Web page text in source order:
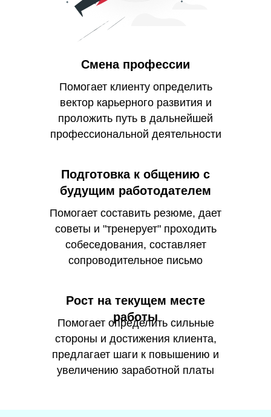
Подготовка к общению с
будущим работодателем
Помогает составить резюме, дает
советы и "тренерует" проходить
собеседования, составляет
сопроводительное письмо
Помогает клиенту определить
вектор карьерного развития и
проложить путь в дальнейшей
профессиональной деятельности
Смена профессии
Помогает определить сильные
стороны и достижения клиента,
предлагает шаги к повышению и
увеличению заработной платы
Рост на текущем месте
работы